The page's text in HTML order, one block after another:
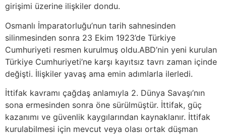
girişimi üzerine ilişkiler dondu.
Osmanlı İmparatorluğu’nun tarih sahnesinden
silinmesinden sonra 23 Ekim 1923’de Türkiye
Cumhuriyeti resmen kurulmuş oldu.ABD’nin yeni kurulan
Türkiye Cumhuriyeti’ne karşı kayıtsız tavrı zaman içinde
değişti. İlişkiler yavaş ama emin adımlarla ilerledi.
İttifak kavramı çağdaş anlamıyla 2. Dünya Savaşı’nın
sona ermesinden sonra öne sürülmüştür. İttifak, güç
kazanımı ve güvenlik kaygılarından kaynaklanır. İttifak
kurulabilmesi için mevcut veya olası ortak düşman